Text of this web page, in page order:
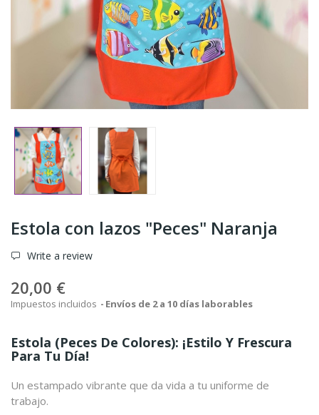
Estola con lazos "Peces" Naranja
Write a review
20,00 €
Impuestos incluidos Envíos de 2 a 10 días laborables
Estola (peces De Colores): ¡estilo Y Frescura
Para Tu Día!
Un estampado vibrante que da vida a tu uniforme de
trabajo.